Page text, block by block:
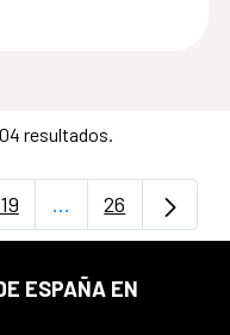
resultados.
Use TAB para
Página
19 ...PáginasPágina
26
ESPAÑA EN